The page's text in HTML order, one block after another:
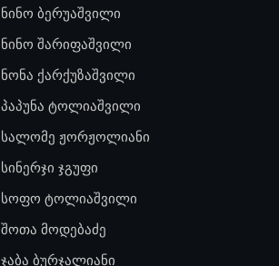
ნინო ბერუაშვილი
ნინო შარიფაშვილი
ნონა ქარქუზაშვილი
პაპუნა ტოლიაშვილი
სალომე ჟორჟოლიანი
სინერჯი ჯგუფი
სოფო ტოლიაშვილი
შოთა მოდებაძე
ჯაბა ბურჯალიანი